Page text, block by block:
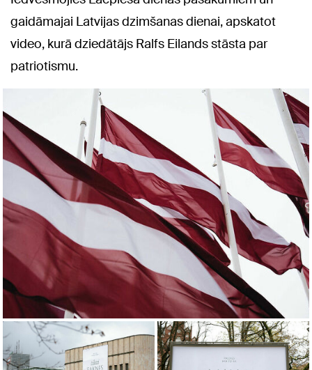
gaidāmajai Latvijas dzimšanas dienai, apskatot
video, kurā dziedātājs Ralfs Eilands stāsta par
patriotismu.